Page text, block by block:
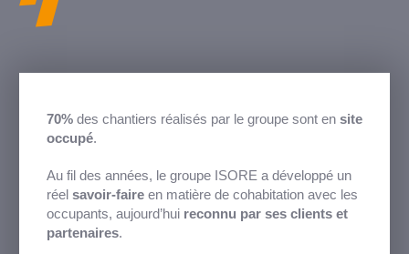
70%des chantiers réalisés par le groupe sont en site
occupé.
Au fil des années, le groupe ISORE a développé un
réel savoir-faireen matière de cohabitation avec les
occupants, aujourd’hui reconnu par ses clients et
partenaires.